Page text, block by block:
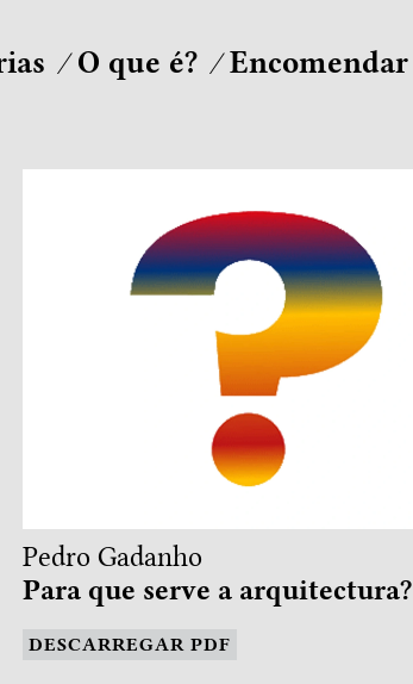
O que é? Encomendar
Pedro Gadanho
Para que serve a arquitectura?
DESCARREGAR PDF